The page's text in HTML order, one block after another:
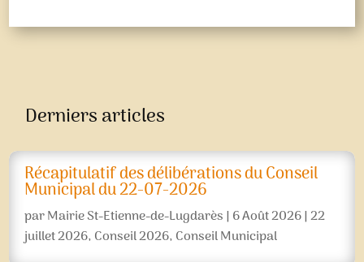
Derniers articles
Récapitulatif des délibérations du Conseil
Municipal du 22-07-2026
parMairie St-Etienne-de-Lugdarès| 6 Août 2026|22
juillet 2026, Conseil 2026, Conseil Municipal